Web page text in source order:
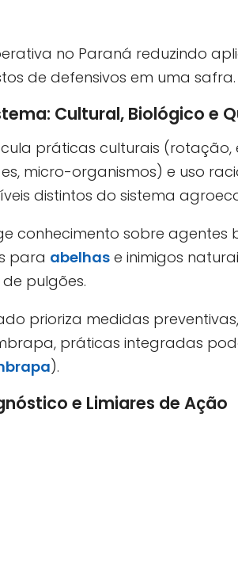
no Paraná reduzindo
de defensivos em uma safra.
Cultural, Biológico e
práticas culturais
micro-organismos) e uso
distintos do sistema
conhecimento sobre
para abelhas e inimigos
pulgões.
prioriza medidas
práticas integradas
).
e Limiares de Ação